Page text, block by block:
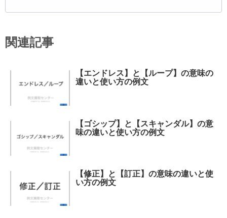
関連記事
【エンドレス】と【ループ】の意味の
違いと使い方の例文
【ゴシップ】と【スキャンダル】の意
味の違いと使い方の例文
【修正】と【訂正】の意味の違いと使
い方の例文